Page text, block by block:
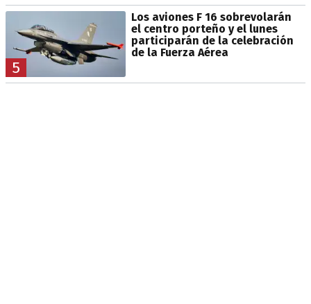
5
Los aviones F 16 sobrevolarán
el centro porteño y el lunes
participarán de la celebración
de la Fuerza Aérea